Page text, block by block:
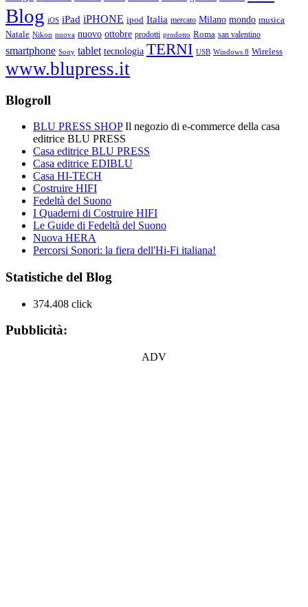
Blog iOS iPad iPHONE ipod Italia mercato Milano mondo musica
Natale Nikon nuova nuovo ottobre prodotti prodotto Roma san valentino
smartphone Sony tablet tecnologia TERNI USB Windows 8 Wireless
www.blupress.it
Blogroll
BLU PRESS SHOPIl negozio di e-commerce della casa
editrice BLU PRESS
Casa editrice BLU PRESS
Casa editrice EDIBLU
Casa HI-TECH
Costruire HIFI
Fedeltà del Suono
I Quaderni di Costruire HIFI
Le Guide di Fedeltà del Suono
Nuova HERA
Percorsi Sonori: la fiera dell'Hi-Fi italiana!
Statistiche del Blog
374.408 click
Pubblicità:
ADV